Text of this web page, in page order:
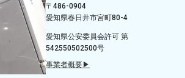
〒486-0904
愛知県春日井市宮町80-4
愛知県公安委員会許可 第
542550502500号
事業者概要▶